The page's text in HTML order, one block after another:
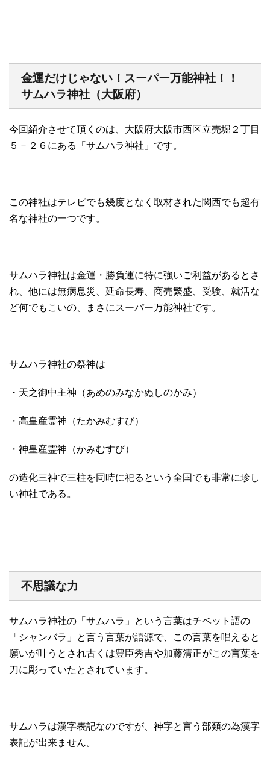
金運だけじゃない！スーパー万能神社！！
サムハラ神社（大阪府）
今回紹介させて頂くのは、大阪府大阪市西区立売堀２丁目
５－２６にある「サムハラ神社」です。
この神社はテレビでも幾度となく取材された関西でも超有
名な神社の一つです。
サムハラ神社は金運・勝負運に特に強いご利益があるとさ
れ、他には無病息災、延命長寿、商売繁盛、受験、就活な
ど何でもこいの、まさにスーパー万能神社です。
サムハラ神社の祭神は
・天之御中主神（あめのみなかぬしのかみ）
・高皇産霊神（たかみむすび）
・神皇産霊神（かみむすび）
の造化三神で三柱を同時に祀るという全国でも非常に珍し
い神社である。
不思議な力
サムハラ神社の「サムハラ」という言葉はチベット語の
「シャンバラ」と言う言葉が語源で、この言葉を唱えると
願いが叶うとされ古くは豊臣秀吉や加藤清正がこの言葉を
刀に彫っていたとされています。
サムハラは漢字表記なのですが、神字と言う部類の為漢字
表記が出来ません。